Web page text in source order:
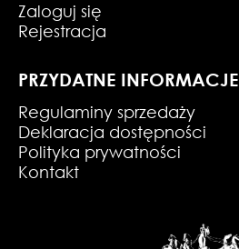
Zaloguj się
Rejestracja
PRZYDATNE INFORMACJE
Regulaminy sprzedaży
Deklaracja dostępności
Polityka prywatności
Kontakt